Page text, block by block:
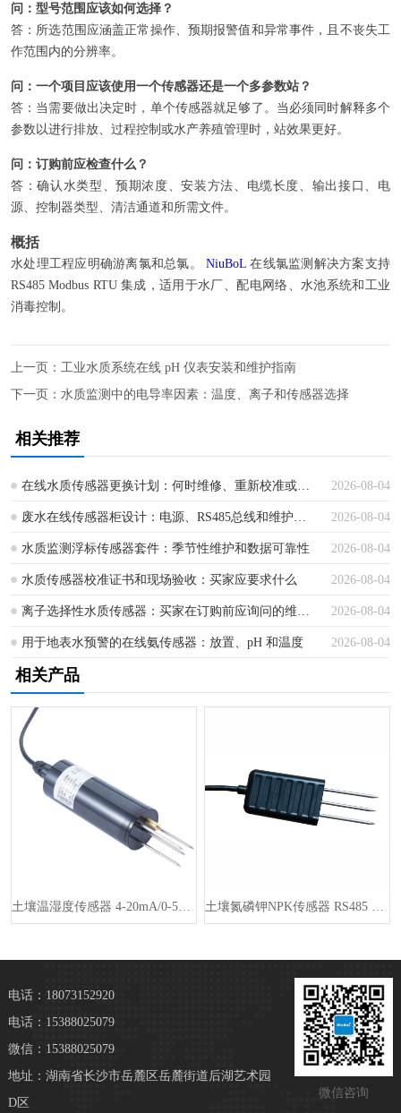
问：型号范围应该如何选择？
答：所选范围应涵盖正常操作、预期报警值和异常事件，且不丧失工
作范围内的分辨率。
问：一个项目应该使用一个传感器还是一个多参数站？
答：当需要做出决定时，单个传感器就足够了。当必须同时解释多个
参数以进行排放、过程控制或水产养殖管理时，站效果更好。
问：订购前应检查什么？
答：确认水类型、预期浓度、安装方法、电缆长度、输出接口、电
源、控制器类型、清洁通道和所需文件。
概括
水处理工程应明确游离氯和总氯。NiuBoL 在线氯监测解决方案支持
RS485 Modbus RTU 集成，适用于水厂、配电网络、水池系统和工业
消毒控制。
上一页： 工业水质系统在线 pH 仪表安装和维护指南
下一页： 水质监测中的电导率因素：温度、离子和传感器选择
相关推荐
2026-08-04
2026-08-04
2026-08-04
水质监测浮标传感器套件：季节性维护和数据可靠性
2026-08-04
水质传感器校准证书和现场验收：买家应要求什么
2026-08-04
2026-08-04
用于地表水预警的在线氨传感器：放置、pH 和温度
相关产品
土壤温湿度传感器 4-20mA/0-5V/RS485 输出 土壤分析仪··· 土壤氮磷钾NPK传感器 RS485 土壤养分肥力测试仪 FDR 用于精···
微信咨询
电话：18073152920
电话：15388025079
微信：15388025079
地址：湖南省长沙市岳麓区岳麓街道后湖艺术园
D区